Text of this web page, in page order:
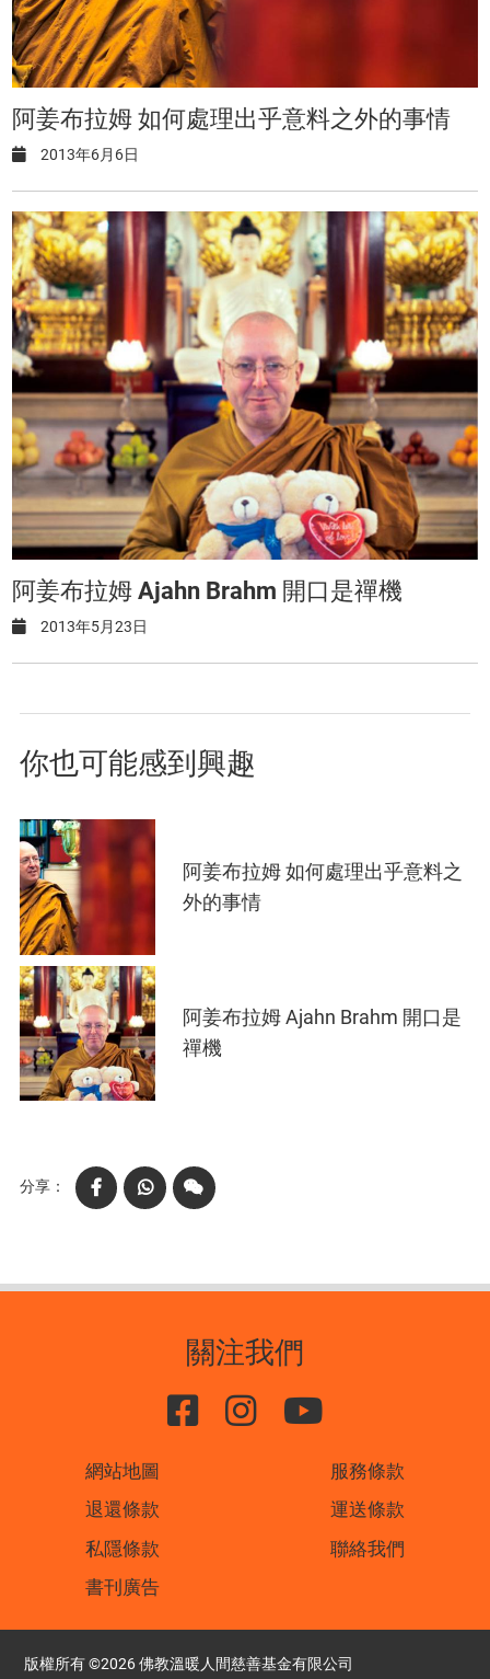
阿姜布拉姆 如何處理出乎意料之外的事情
2013年6月6日
阿姜布拉姆 Ajahn Brahm 開口是禪機
2013年5月23日
你也可能感到興趣
阿姜布拉姆 如何處理出乎意料之
外的事情
阿姜布拉姆 Ajahn Brahm 開口是
禪機
FacebookWhatsAppWeChat
關注我們
網站地圖
服務條款
退還條款
運送條款
私隱條款
聯絡我們
書刊廣告
版權所有 ©2026 佛教溫暖人間慈善基金有限公司